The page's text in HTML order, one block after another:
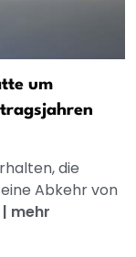
um
die
Abkehr von
| mehr